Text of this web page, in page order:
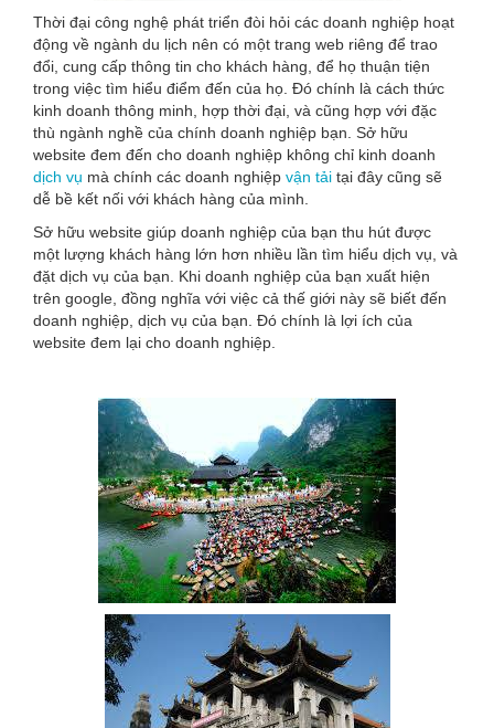
Thời đại công nghệ phát triển đòi hỏi các doanh nghiệp hoạt
động về ngành du lịch nên có một trang web riêng để trao
đổi, cung cấp thông tin cho khách hàng, để họ thuận tiện
trong việc tìm hiểu điểm đến của họ. Đó chính là cách thức
kinh doanh thông minh, hợp thời đại, và cũng hợp với đặc
thù ngành nghề của chính doanh nghiệp bạn. Sở hữu
website đem đến cho doanh nghiệp không chỉ kinh doanh
dịch vụ mà chính các doanh nghiệp vận tải tại đây cũng sẽ
dễ bề kết nối với khách hàng của mình.
Sở hữu website giúp doanh nghiệp của bạn thu hút được
một lượng khách hàng lớn hơn nhiều lần tìm hiểu dịch vụ, và
đặt dịch vụ của bạn. Khi doanh nghiệp của bạn xuất hiện
trên google, đồng nghĩa với việc cả thế giới này sẽ biết đến
doanh nghiệp, dịch vụ của bạn. Đó chính là lợi ích của
website đem lại cho doanh nghiệp.